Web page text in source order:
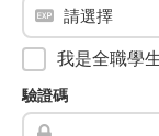
我是全職學
驗證碼